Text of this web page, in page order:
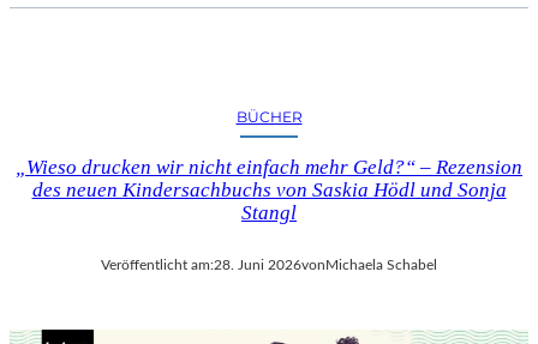
BÜCHER
„Wieso drucken wir nicht einfach mehr Geld?“ – Rezension
des neuen Kindersachbuchs von Saskia Hödl und Sonja
Stangl
Veröffentlicht am:28. Juni 2026vonMichaela Schabel